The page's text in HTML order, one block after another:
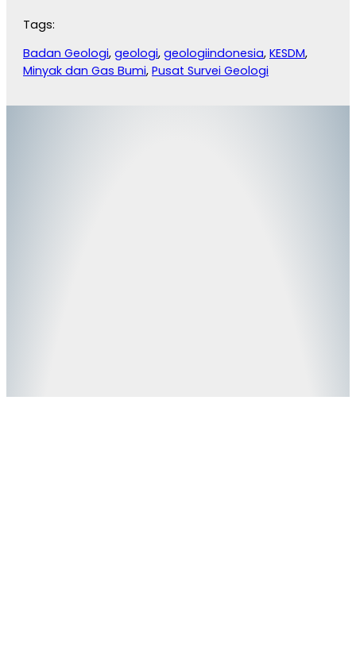
Tags:
Badan Geologi, geologi, geologiindonesia, KESDM
Minyak dan Gas Bumi, Pusat Survei Geologi